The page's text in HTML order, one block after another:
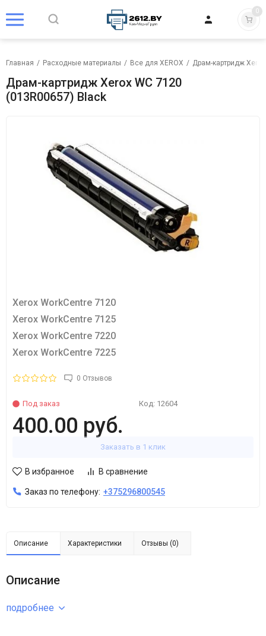
0
Главная / Расходные материалы / Все для XEROX / Драм-картридж Xerox
Драм-картридж Xerox WC 7120
(013R00657) Black
Xerox WorkCentre 7120
Xerox WorkCentre 7125
Xerox WorkCentre 7220
Xerox WorkCentre 7225
0 Отзывов
Под заказ Код: 12604
400.00 руб.
Заказать в 1 клик
В избранное В сравнение
Заказ по телефону: +375296800545
Описание Характеристики Отзывы (0)
Описание
подробнее